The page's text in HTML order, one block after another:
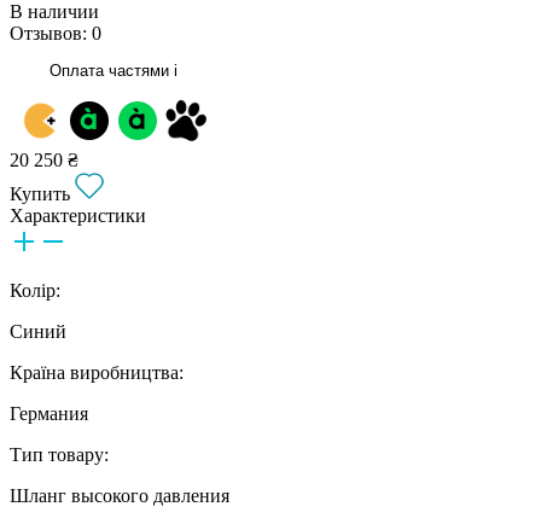
В наличии
Отзывов: 0
Оплата частями i
20 250 ₴
Купить
Характеристики
Колір:
Синий
Країна виробництва:
Германия
Тип товару:
Шланг высокого давления